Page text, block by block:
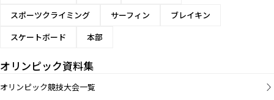
スポーツクライミング
サーフィン
ブレイキン
スケートボード
本部
オリンピック資料集
オリンピック競技大会一覧